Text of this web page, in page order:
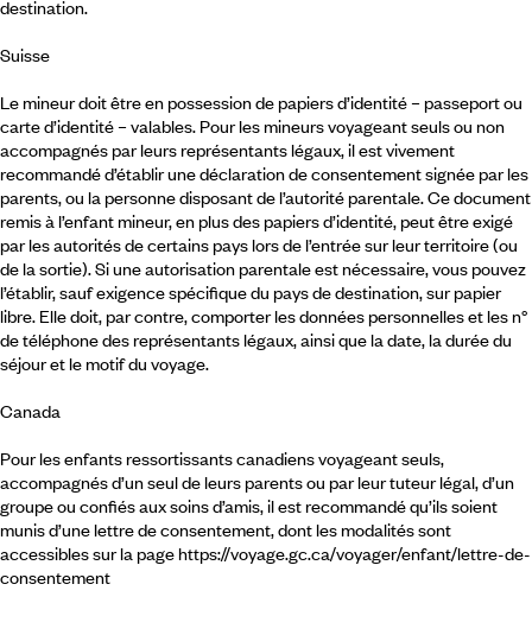
destination.
Suisse
Le mineur doit être en possession de papiers d’identité – passeport ou
carte d’identité – valables. Pour les mineurs voyageant seuls ou non
accompagnés par leurs représentants légaux, il est vivement
recommandé d’établir une déclaration de consentement signée par les
parents, ou la personne disposant de l’autorité parentale. Ce document
remis à l’enfant mineur, en plus des papiers d’identité, peut être exigé
par les autorités de certains pays lors de l’entrée sur leur territoire (ou
de la sortie). Si une autorisation parentale est nécessaire, vous pouvez
l’établir, sauf exigence spécifique du pays de destination, sur papier
libre. Elle doit, par contre, comporter les données personnelles et les n°
de téléphone des représentants légaux, ainsi que la date, la durée du
séjour et le motif du voyage.
Canada
Pour les enfants ressortissants canadiens voyageant seuls,
accompagnés d’un seul de leurs parents ou par leur tuteur légal, d’un
groupe ou confiés aux soins d’amis, il est recommandé qu’ils soient
munis d’une lettre de consentement, dont les modalités sont
accessibles sur la page https://voyage.gc.ca/voyager/enfant/lettre-de-
consentement